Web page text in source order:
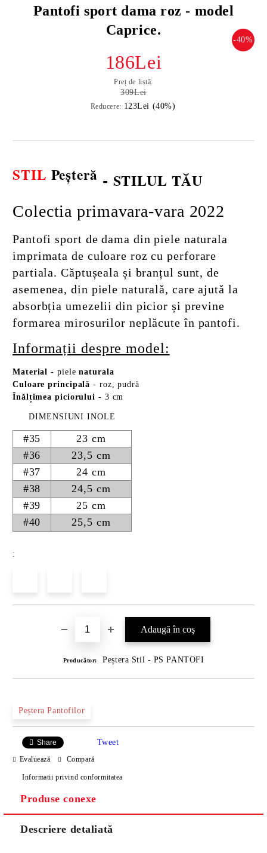
Pantofi sport dama roz - model
Caprice.
-40%
186Lei
Preț de listă:
309Lei
Reducere: 123Lei (40%)
STIL Peșteră - STILUL TĂU
Colectia primavara-vara 2022
Pantofi sport de dama din piele naturala
imprimata de culoare roz cu perforare
partiala. Căptușeala și branțul sunt, de
asemenea, din piele naturală, care ajută la
absorbția umezelii din picior și previne
formarea mirosurilor neplăcute în pantofi.
Informații despre model:
Material - pielenaturala
Culoare principală - roz, pudră
Înălțimea piciorului - 3 cm
DIMENSIUNI INOLE
#35
23 cm
#36
23,5 cm
#37
24 cm
#38
24,5 cm
#39
25 cm
#40
25,5 cm
:
Producător: Peștera Stil - PS PANTOFI
Peștera Pantofilor
Share Tweet
Evaluează Compară
Informatii privind conformitatea
Produse conexe
Descriere detaliată